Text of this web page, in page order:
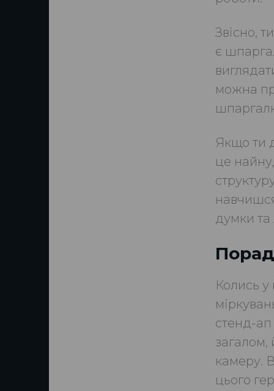
Звісно,
є
можна
Якщо ти
це
думки та
Колись у
стенд-ап
загалом,
камеру.
цього